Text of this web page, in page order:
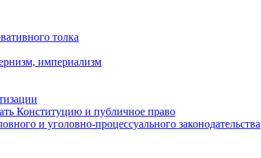
толка
империализм
Конституцию и публичное право
и уголовно-процессуального законодательства